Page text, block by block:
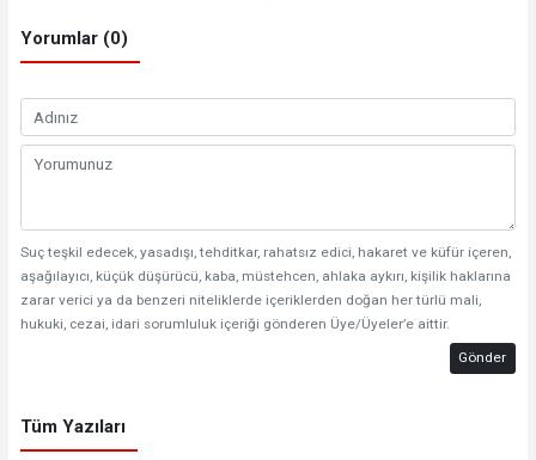
Yorumlar (0)
Suç teşkil edecek, yasadışı, tehditkar, rahatsız edici, hakaret ve küfür içeren,
aşağılayıcı, küçük düşürücü, kaba, müstehcen, ahlaka aykırı, kişilik haklarına
zarar verici ya da benzeri niteliklerde içeriklerden doğan her türlü mali,
hukuki, cezai, idari sorumluluk içeriği gönderen Üye/Üyeler’e aittir.
Gönder
Tüm Yazıları